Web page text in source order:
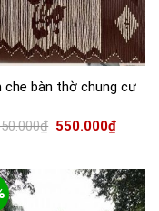
che bàn thờ chung cư
₫ 550.000₫